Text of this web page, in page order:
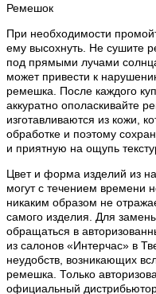
Ремешок
При необходимости
ему высохнуть. Не сушите
под прямыми лучами
может привести к
ремешка. После каждого
аккуратно ополаскивайте
изготавливаются из кожи,
обработке и поэтому
и приятную на ощупь
Цвет и форма изделий из
могут с течением времени
никаким образом не
самого изделия. Для
обращаться в
из салонов «Интерчас» в
неудобств, возникающих
ремешка. Только
официальный